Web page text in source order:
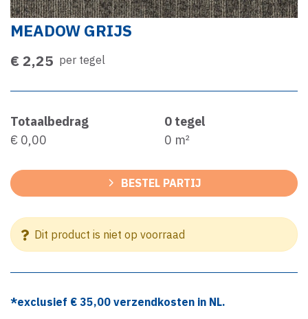
MEADOW GRIJS
€ 2,25 per tegel
Totaalbedrag
€ 0,00
0 tegel
0 m²
BESTEL PARTIJ
Dit product is niet op voorraad
*exclusief € 35,00 verzendkosten in NL.